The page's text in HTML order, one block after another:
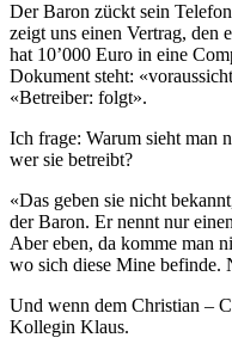
Der Baron zückt sein
zeigt uns einen Vertrag, den
hat 10’000 Euro in eine
Dokument steht:
«Betreiber: folgt».
Ich frage: Warum sieht man
wer sie betreibt?
«Das geben sie nicht
der Baron. Er nennt nur
Aber eben, da komme man
wo sich diese Mine befinde.
Und wenn dem Christian –
Kollegin Klaus.